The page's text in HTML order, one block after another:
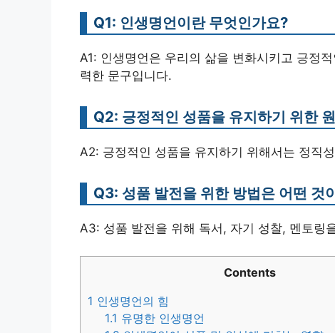
Q1: 인생명언이란 무엇인가요?
A1: 인생명언은 우리의 삶을 변화시키고 긍정
력한 문구입니다.
Q2: 긍정적인 성품을 유지하기 위한
A2: 긍정적인 성품을 유지하기 위해서는 정직
Q3: 성품 발전을 위한 방법은 어떤 것
A3: 성품 발전을 위해 독서, 자기 성찰, 멘토링
Contents
1 인생명언의 힘
1.1 유명한 인생명언